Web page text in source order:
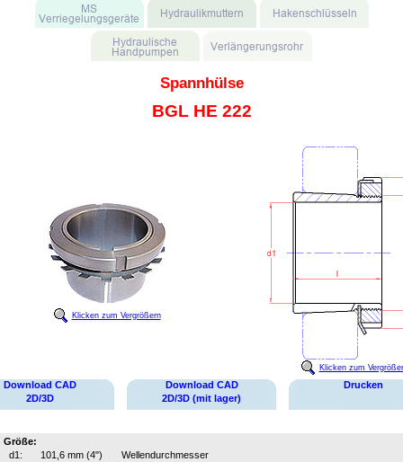
Spannhülse
BGL HE 222
Klicken zum Vergrößern
Klicken zum
Download CAD
2D/3D
Download CAD
2D/3D (mit lager)
Drucken
Größe:
d1:
101,6 mm (4")
Wellendurchmesser